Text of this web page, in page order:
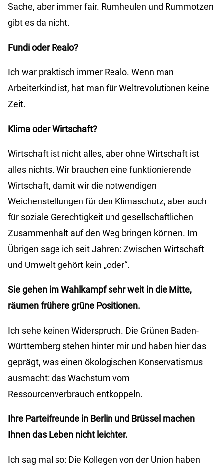
Sache, aber immer fair. Rumheulen und Rummotzen
gibt es da nicht.
Fundi oder Realo?
Ich war praktisch immer Realo. Wenn man
Arbeiterkind ist, hat man für Weltrevolutionen keine
Zeit.
Klima oder Wirtschaft?
Wirtschaft ist nicht alles, aber ohne Wirtschaft ist
alles nichts. Wir brauchen eine funktionierende
Wirtschaft, damit wir die notwendigen
Weichenstellungen für den Klimaschutz, aber auch
für soziale Gerechtigkeit und gesellschaftlichen
Zusammenhalt auf den Weg bringen können. Im
Übrigen sage ich seit Jahren: Zwischen Wirtschaft
und Umwelt gehört kein „oder“.
Sie gehen im Wahlkampf sehr weit in die Mitte,
räumen frühere grüne Positionen.
Ich sehe keinen Widerspruch. Die Grünen Baden-
Württemberg stehen hinter mir und haben hier das
geprägt, was einen ökologischen Konservatismus
ausmacht: das Wachstum vom
Ressourcenverbrauch entkoppeln.
Ihre Parteifreunde in Berlin und Brüssel machen
Ihnen das Leben nicht leichter.
Ich sag mal so: Die Kollegen von der Union haben